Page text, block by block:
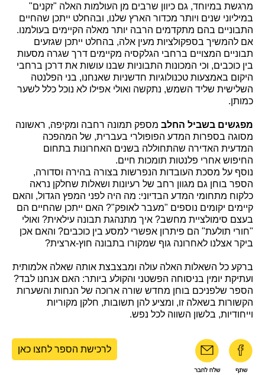
מרגשת במיוחד, גם כיוון שרבים מן העולמות האלה "זקנים"
במיליוני שנים ויותר מכדור הארץ שלנו, ובהחלט ייתכן שהחיים
התבוניים בהם מתקדמים הרבה יותר מאלה הקיימים בעולמנו.
אם להמשיך בספקולציות מעין אלה, בהחלט ייתכן שגזעים
תבוניים המצויים ברחבי הגלקסיה מקיימים דרך שגרה מסעות
בין כוכבים, וכי המכונות התבוניות שבנו עושות את דרכן ברחבי
היקום באמצעות טכנולוגיות חדשניות שאנחנו, בני הפלנטה
השלישית שליד השמש, נתקשה ואולי אפילו לא נוכל כלל לשער
כמותן.
מפגשים בשביל החלב מספק תמונה רחבה ומקיפה, ראשונה
מסוגה בספרות המדע הפופולרי בעברית, של המהפכה
המדעית האדירה שהתחוללה בשנים האחרונות בתחום
החיפוש אחרי פלנטות תומכות חיים.
נוסף על מסכת העובדות הנפרשות בצורה בהירה וסדורה,
הספר בוחן גם מגוון רחב של רעיונות ושאלות שחלקן נראה
כלקוח מתחומי המדע הבדיוני: מה היה לפני המפץ הגדול, והאם
קיימים יקומים נוספים "מעבר לאופק"? האם ייתכן שהחיים הם
בעצם סימולציית מחשב? איך מתנהגת תבונה עילאית? ואולי
"חורי תולעת" הם פיתרון אפשרי למסע בין כוכבים? והאם אכן
ביקר אצלנו לאחרונה גוף שמקורו בתבונה חוץ-ארצית?
ברקע כל השאלות האלה עולה ומבצבצת אותה שאלה אלמותית
ועתיקת יומין בניסוחה הפשטני והקולע ביותר: האם אנחנו לבד?
הספר שלפניכם בוחן מחדש שורה ארוכה של הנחות והשערות
הקשורות בשאלה זו, ומציע להן תשובות, חלקן מקוריות
וייחודיות, בלשון השווה לכל נפש.
לרכישת הספר לחצו כאן